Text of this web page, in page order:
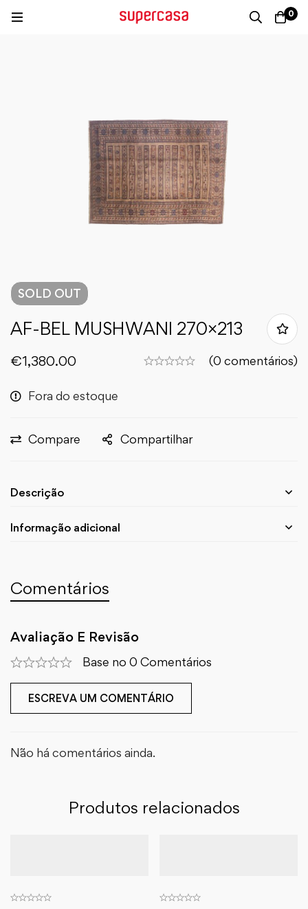
0
SOLD OUT
AF-BEL MUSHWANI 270×213
€1,380.00 (0 comentários)
Fora do estoque
Compare Compartilhar
Descrição
Informação adicional
Comentários
Avaliação E Revisão
Base no 0 Comentários
ESCREVA UM COMENTÁRIO
Não há comentários ainda.
Produtos relacionados